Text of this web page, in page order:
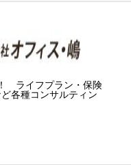
ライフプラン・保険
各種コンサルティン